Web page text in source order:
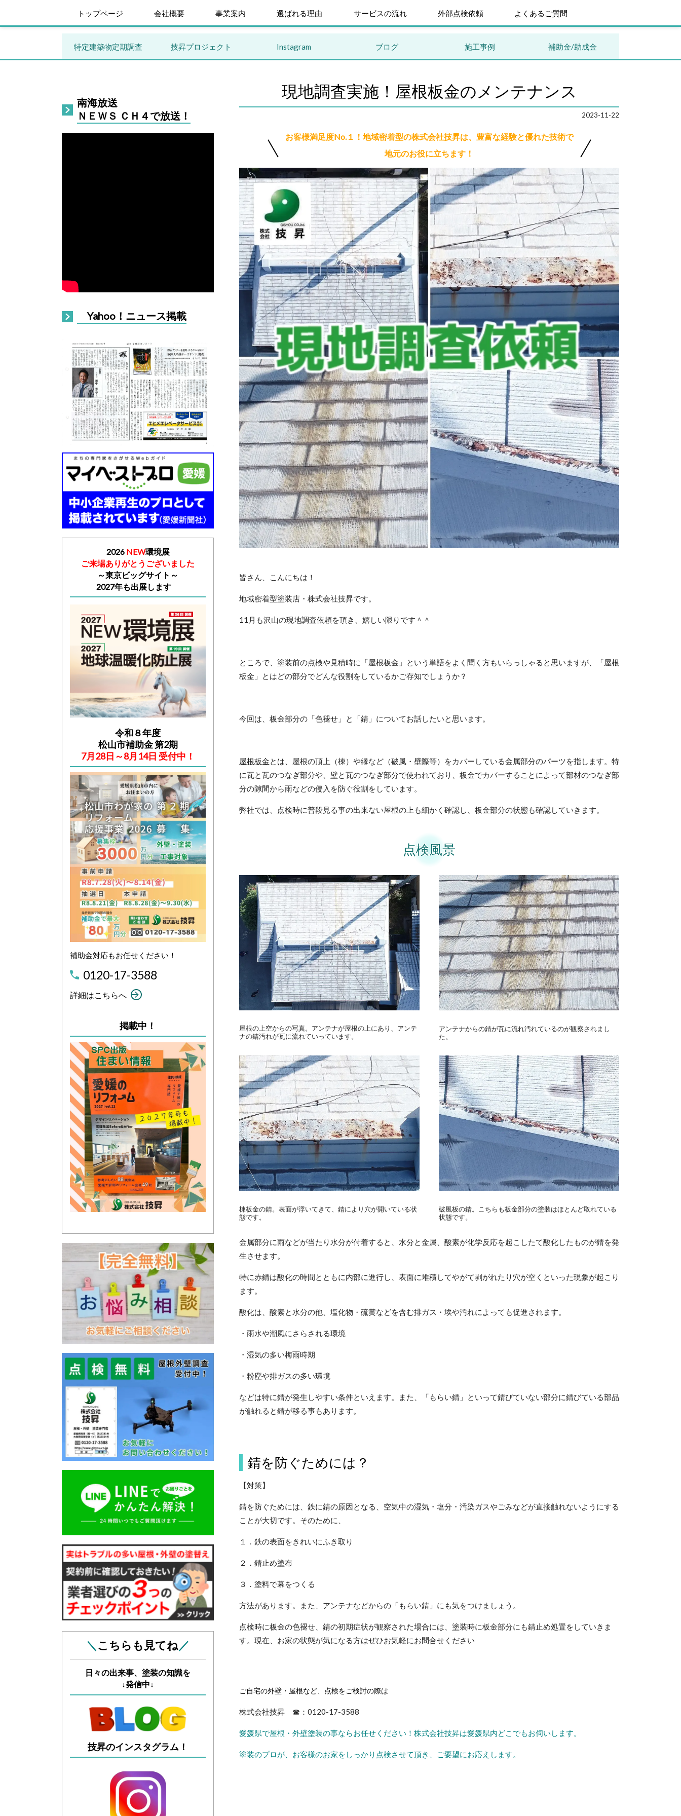
トップページ 会社概要 事業案内 選ばれる理由 サービスの流れ 外部点検依頼 よくあるご質問
特定建築物定期調査 技昇プロジェクト Instagram ブログ 施工事例 補助金/助成金
現地調査実施！屋根板金のメンテナンス
2023-11-22
お客様満足度No.１！地域密着型の株式会社技昇は、豊富な経験と優れた技術で
地元のお役に立ちます！
皆さん、こんにちは！
地域密着型塗装店・株式会社技昇です。
11月も沢山の現地調査依頼を頂き、嬉しい限りです＾＾
ところで、塗装前の点検や見積時に「屋根板金」という単語をよく聞く方もいらっしゃると思いますが、「屋根
板金」とはどの部分でどんな役割をしているかご存知でしょうか？
今回は、板金部分の「色褪せ」と「錆」についてお話したいと思います。
屋根板金とは、屋根の頂上（棟）や縁など（破風・壁際等）をカバーしている金属部分のパーツを指します。特
に瓦と瓦のつなぎ部分や、壁と瓦のつなぎ部分で使われており、板金でカバーすることによって部材のつなぎ部
分の隙間から雨などの侵入を防ぐ役割をしています。
弊社では、点検時に普段見る事の出来ない屋根の上も細かく確認し、板金部分の状態も確認していきます。
点検風景
屋根の上空からの写真。アンテナが屋根の上にあり、アンテ
ナの錆汚れが瓦に流れていっています。
アンテナからの錆が瓦に流れ汚れているのが観察されまし
た。
棟板金の錆。表面が浮いてきて、錆により穴が開いている状
態です。
破風板の錆。こちらも板金部分の塗装はほとんど取れている
状態です。
金属部分に雨などが当たり水分が付着すると、水分と金属、酸素が化学反応を起こしたて酸化したものが錆を発
生させます。
特に赤錆は酸化の時間とともに内部に進行し、表面に堆積してやがて剥がれたり穴が空くといった現象が起こり
ます。
酸化は、酸素と水分の他、塩化物・硫黄などを含む排ガス・埃や汚れによっても促進されます。
・雨水や潮風にさらされる環境
・湿気の多い梅雨時期
・粉塵や排ガスの多い環境
などは特に錆が発生しやすい条件といえます。また、「もらい錆」といって錆びていない部分に錆びている部品
が触れると錆が移る事もあります。
錆を防ぐためには？
【対策】
錆を防ぐためには、鉄に錆の原因となる、空気中の湿気・塩分・汚染ガスやごみなどが直接触れないようにする
ことが大切です。そのために、
１．鉄の表面をきれいにふき取り
２．錆止め塗布
３．塗料で幕をつくる
方法があります。また、アンテナなどからの「もらい錆」にも気をつけましょう。
点検時に板金の色褪せ、錆の初期症状が観察された場合には、塗装時に板金部分にも錆止め処置をしていきま
す。現在、お家の状態が気になる方はぜひお気軽にお問合せください
ご自宅の外壁・屋根など、点検をご検討の際は
株式会社技昇 ☎：0120-17-3588
愛媛県で屋根・外壁塗装の事ならお任せください！株式会社技昇は愛媛県内どこでもお伺いします。
塗装のプロが、お客様のお家をしっかり点検させて頂き、ご要望にお応えします。
南海放送
ＮＥＷＳ ＣＨ４で放送！
Yahoo！ニュース掲載
2026 NEW環境展
ご来場ありがとうございました
～東京ビッグサイト～
2027年も出展します
令和８年度
松山市補助金 第2期
7月28日～8月14日 受付中！
補助金対応もお任せください！
0120-17-3588
詳細はこちらへ
掲載中！
＼ こちらも見てね／
日々の出来事、塗装の知識を
↓発信中↓
技昇のインスタグラム！